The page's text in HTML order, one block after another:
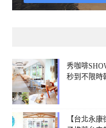
秀咖啡
秒到不限時
【台北永